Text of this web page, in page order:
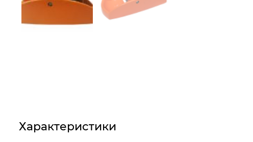
Садовая техника
Электроинструмент
Характеристики